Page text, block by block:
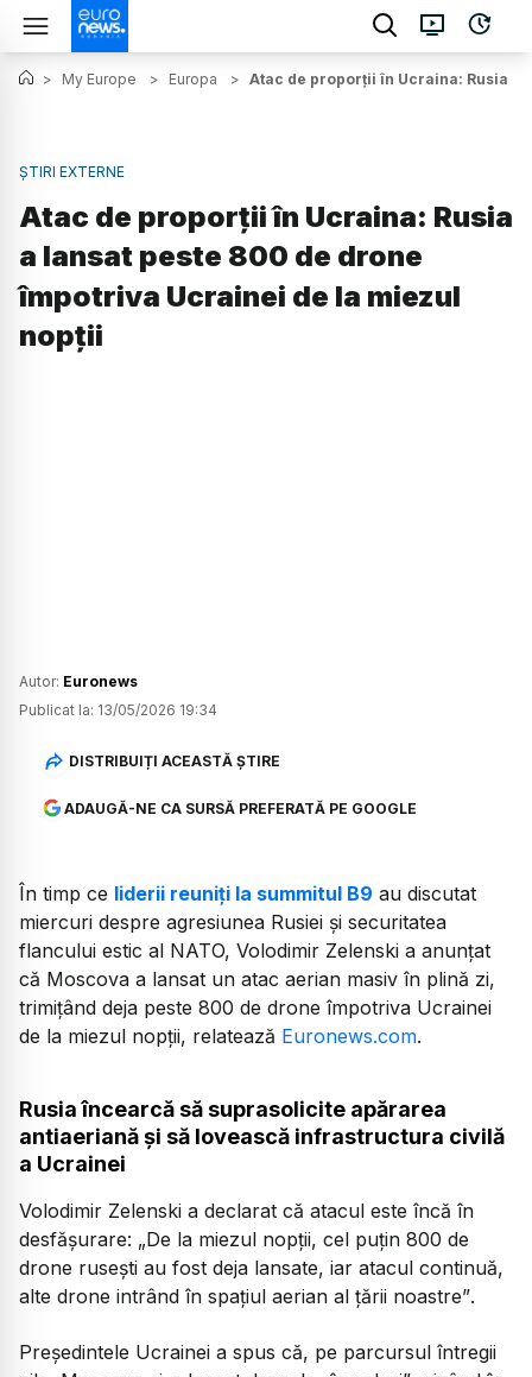
> My Europe > Europa > Atac de proporții în Ucraina: Rusia
ȘTIRI EXTERNE
Atac de proporții în Ucraina: Rusia
a lansat peste 800 de drone
împotriva Ucrainei de la miezul
nopții
Autor: Euronews
Publicat la: 13/05/2026 19:34
DISTRIBUIȚI ACEASTĂ ȘTIRE
ADAUGĂ-NE CA SURSĂ PREFERATĂ PE GOOGLE
În timp ce liderii reuniți la summitul B9 au discutat
miercuri despre agresiunea Rusiei și securitatea
flancului estic al NATO, Volodimir Zelenski a anunțat
că Moscova a lansat un atac aerian masiv în plină zi,
trimițând deja peste 800 de drone împotriva Ucrainei
de la miezul nopții, relatează Euronews.com.
Rusia încearcă să suprasolicite apărarea
antiaeriană și să lovească infrastructura civilă
a Ucrainei
Volodimir Zelenski a declarat că atacul este încă în
desfășurare: „De la miezul nopții, cel puțin 800 de
drone rusești au fost deja lansate, iar atacul continuă,
alte drone intrând în spațiul aerian al țării noastre”.
Președintele Ucrainei a spus că, pe parcursul întregii